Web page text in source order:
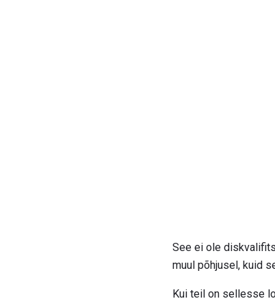
See ei ole
muul põhjusel, kuid
Kui teil on sellesse